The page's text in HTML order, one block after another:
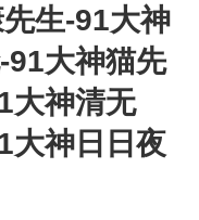
生-91大神
91大神猫先
大神清无
大神日日夜